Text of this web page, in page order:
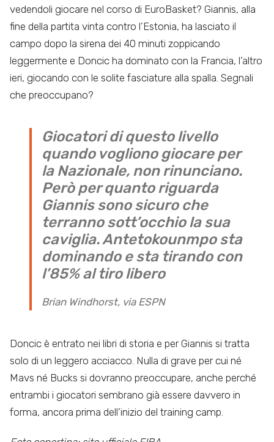
vedendoli giocare nel corso di EuroBasket? Giannis, alla
fine della partita vinta contro l’Estonia, ha lasciato il
campo dopo la sirena dei 40 minuti zoppicando
leggermente e Doncic ha dominato con la Francia, l’altro
ieri, giocando con le solite fasciature alla spalla. Segnali
che preoccupano?
Giocatori di questo livello
quando vogliono giocare per
la Nazionale, non rinunciano.
Però per quanto riguarda
Giannis sono sicuro che
terranno sott’occhio la sua
caviglia. Antetokounmpo sta
dominando e sta tirando con
l’85% al tiro libero
Brian Windhorst, via ESPN
Doncic è entrato nei libri di storia e per Giannis si tratta
solo di un leggero acciacco. Nulla di grave per cui né
Mavs né Bucks si dovranno preoccupare, anche perché
entrambi i giocatori sembrano già essere davvero in
forma, ancora prima dell’inizio del training camp.